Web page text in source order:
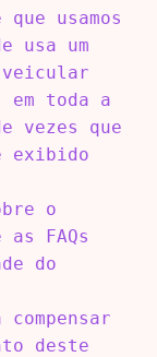
usamos
usa um
veicular
em toda a
vezes que
exibido
o
FAQs
do
deste